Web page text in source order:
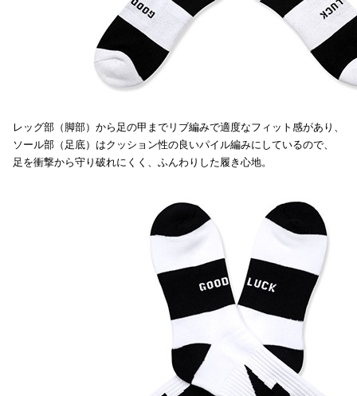
レッグ部（脚部）から足の甲までリブ編みで適度なフィット感があり、
ソール部（足底）はクッション性の良いパイル編みにしているので、
足を衝撃から守り破れにくく、ふんわりした履き心地。